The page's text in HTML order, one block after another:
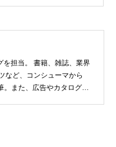
を担当。 書籍、雑誌、業界
など、コンシューマから
。また、広告やカタログ、